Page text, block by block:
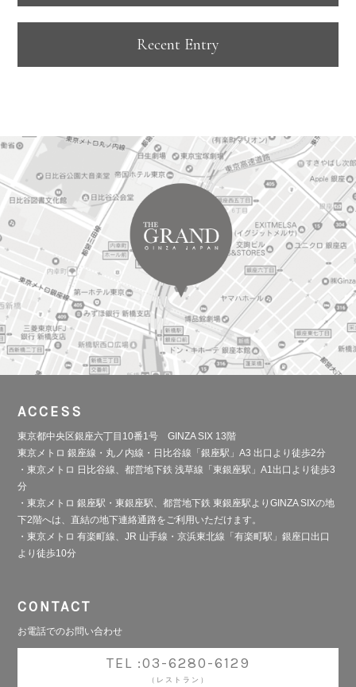
Recent Entry
ACCESS
東京都中央区銀座六丁目10番1号 GINZA SIX 13階
東京メトロ 銀座線・丸ノ内線・日比谷線「銀座駅」A3 出口より徒歩2分
・東京メトロ 日比谷線、都営地下鉄 浅草線「東銀座駅」A1出口より徒歩3
分
・東京メトロ 銀座駅・東銀座駅、都営地下鉄 東銀座駅よりGINZA SIXの地
下2階へは、直結の地下連絡通路をご利用いただけます。
・東京メトロ 有楽町線、JR 山手線・京浜東北線「有楽町駅」銀座口出口
より徒歩10分
CONTACT
お電話でのお問い合わせ
TEL :03-6280-6129
（レストラン）